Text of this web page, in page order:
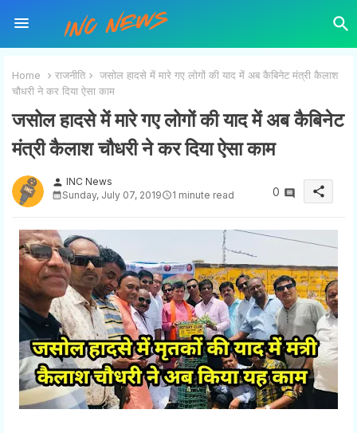
Home राजनीति
जसोल हादसे में मारे गए लोगों की याद में अब कैबिनेट मंत्री कैलाश
चौधरी ने कर दिया ऐसा काम
जसोल हादसे में मारे गए लोगों की याद में अब कैबिनेट
मंत्री कैलाश चौधरी ने कर दिया ऐसा काम
person INC News
Sunday, July 07, 2019
1 minute read 0 share